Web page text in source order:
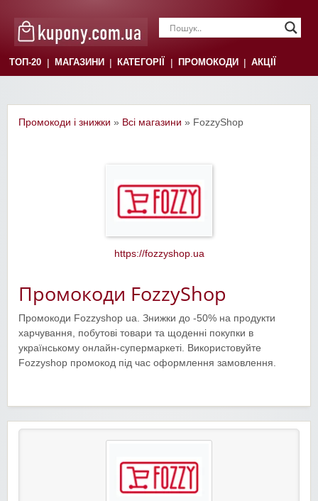
ТОП-20 | МАГАЗИНИ | КАТЕГОРІЇ | ПРОМОКОДИ | АКЦІЇ
Промокоди і знижки » Всі магазини » FozzyShop
https://fozzyshop.ua
Промокоди FozzyShop
Промокоди Fozzyshop ua. Знижки до -50% на продукти
харчування, побутові товари та щоденні покупки в
українському онлайн-супермаркеті. Використовуйте
Fozzyshop промокод під час оформлення замовлення.